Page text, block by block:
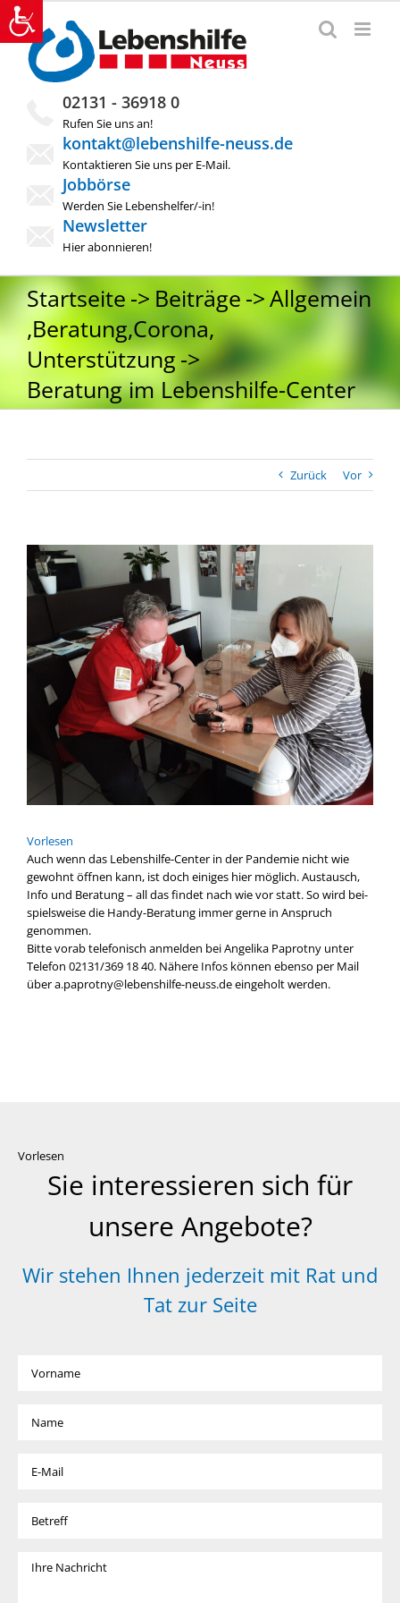
Zum
Inhalt
springen
02131 - 36918 0
Rufen Sie uns an!
kontakt@lebenshilfe-neuss.de
Kontaktieren Sie uns per E-Mail.
Jobbörse
Werden Sie Lebenshelfer/-in!
Newsletter
Hier abonnieren!
Startseite Beiträge
Allgemein
,Beratung,Corona,
Unterstützung
Beratung im Lebenshilfe-Center
Zurück Vor
Zeige
grösseres
Bild
Vor­le­sen
Auch wenn das Lebenshilfe-Center in der Pan­de­mie nicht wie
gewohnt öff­nen kann, ist doch eini­ges hier mög­lich. Aus­tausch,
Info und Bera­tung – all das fin­det nach wie vor statt. So wird bei­
spiels­wei­se die Handy-Beratung immer ger­ne in Anspruch
genom­men.
Bit­te vor­ab tele­fo­nisch anmel­den bei Ange­li­ka Paprot­ny unter
Tele­fon 02131/369 18 40. Nähe­re Infos kön­nen eben­so per Mail
über a.paprotny@lebenshilfe-neuss.de ein­ge­holt wer­den.
Vorlesen
Sie interessieren sich für
unsere Angebote?
Wir stehen Ihnen jederzeit mit Rat und
Tat zur Seite